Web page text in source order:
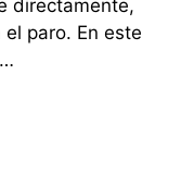
directamente,
paro. En este